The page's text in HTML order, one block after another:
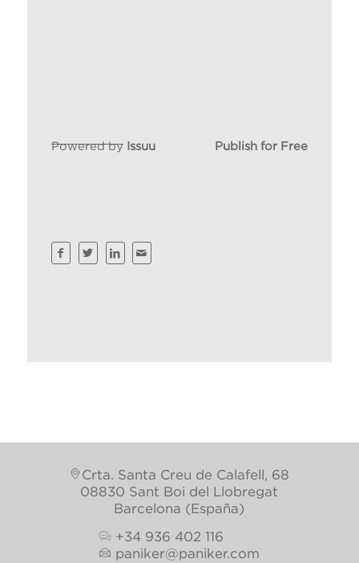
Powered by Issuu Publish for Free
Crta. Santa Creu de Calafell, 68
08830 Sant Boi del Llobregat
Barcelona (España)
+34 936 402 116
paniker@paniker.com